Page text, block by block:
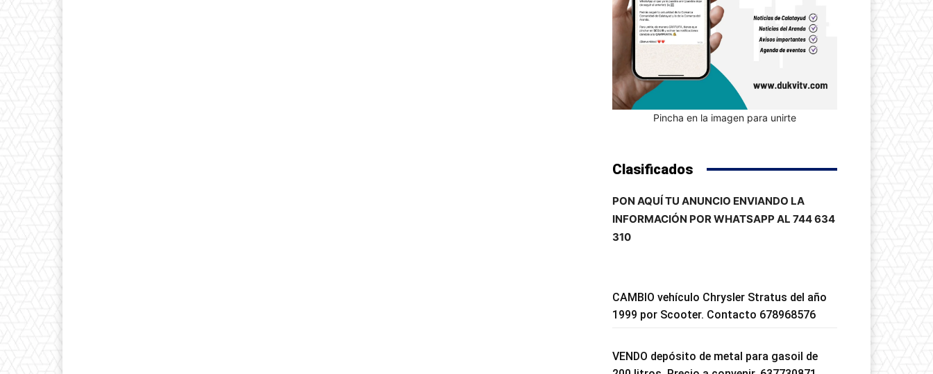
Pincha en la imagen para unirte
Clasificados
PON AQUÍ TU ANUNCIO ENVIANDO LA
INFORMACIÓN POR WHATSAPP AL 744 634
310
CAMBIO vehículo Chrysler Stratus del año
1999 por Scooter. Contacto 678968576
VENDO depósito de metal para gasoil de